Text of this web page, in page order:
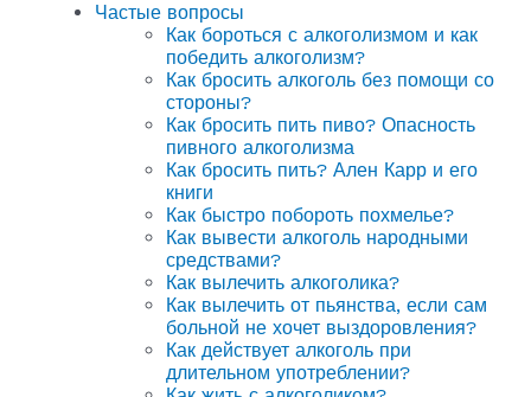
Частые вопросы
Как бороться с алкоголизмом и как
победить алкоголизм?
Как бросить алкоголь без помощи со
стороны?
Как бросить пить пиво? Опасность
пивного алкоголизма
Как бросить пить? Ален Карр и его
книги
Как быстро побороть похмелье?
Как вывести алкоголь народными
средствами?
Как вылечить алкоголика?
Как вылечить от пьянства, если сам
больной не хочет выздоровления?
Как действует алкоголь при
длительном употреблении?